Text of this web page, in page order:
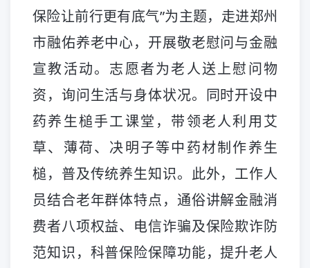
保险让前行更有底气”为主题，走进郑州
市融佑养老中心，开展敬老慰问与金融
宣教活动。志愿者为老人送上慰问物
资，询问生活与身体状况。同时开设中
药养生槌手工课堂，带领老人利用艾
草、薄荷、决明子等中药材制作养生
槌，普及传统养生知识。此外，工作人
员结合老年群体特点，通俗讲解金融消
费者八项权益、电信诈骗及保险欺诈防
范知识，科普保险保障功能，提升老人